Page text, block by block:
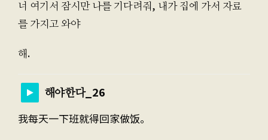
너 여기서 잠시만 나를 기다려줘, 내가 집에 가서 자료
를 가지고 와야
해.
해야한다_26
我每天一下班就得回家做饭。